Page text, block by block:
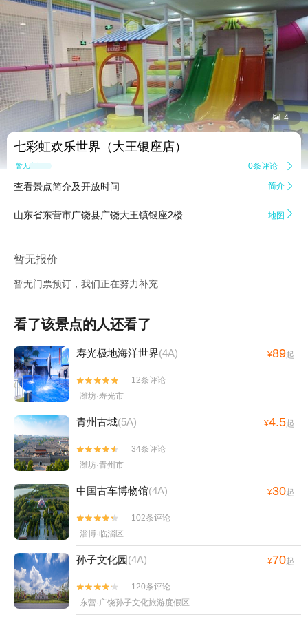
 4
七彩虹欢乐世界（大王银座店）
暂无点评 0条评论 
查看景点简介及开放时间 简介 
山东省东营市广饶县广饶大王镇银座2楼 地图 
暂无报价
暂无门票预订，我们正在努力补充
看了该景点的人还看了
寿光极地海洋世界(4A) ¥89起


12条评论
潍坊·寿光市
青州古城(5A) ¥4.5起


34条评论
潍坊·青州市
中国古车博物馆(4A) ¥30起


102条评论
淄博·临淄区
孙子文化园(4A) ¥70起


120条评论
东营·广饶孙子文化旅游度假区
